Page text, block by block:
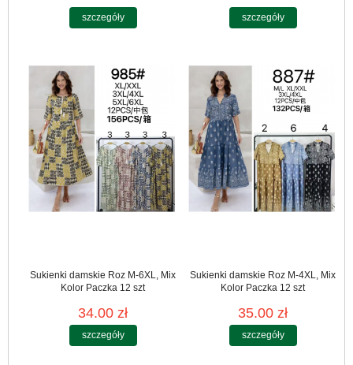
szczegóły szczegóły
Sukienki damskie Roz M-6XL, Mix
Kolor Paczka 12 szt
34.00 zł
szczegóły
Sukienki damskie Roz M-4XL, Mix
Kolor Paczka 12 szt
35.00 zł
szczegóły